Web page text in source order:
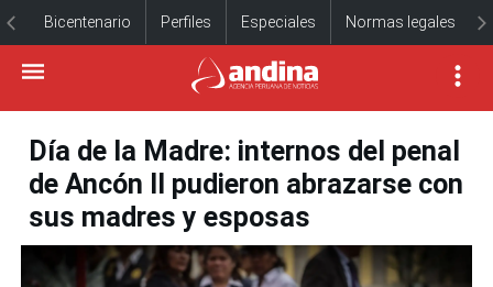
Bicentenario Perfiles Especiales Normas legales
Día de la Madre: internos del penal
de Ancón II pudieron abrazarse con
sus madres y esposas